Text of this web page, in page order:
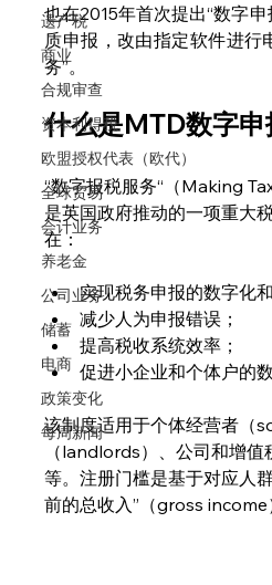
遗产税
商业
合规审查
资本利得税
欧盟授权代表（欧代）
全球贸易
会计业务
养老金
公司业务
储蓄
电商
政策变化
每周新闻
也在2015年首次提出“数字
质申报，改由指定软件进行
务”。
什么是MTD数字申
“数字报税服务“（Making
是英国政府推动的一项重大
在：
实现税务申报的数字化
减少人为申报错误；
提高税收系统效率；
促进小企业和个体户的
该制度适用于个体经营者（
（landlords）、公司和增值
等。注册门槛是基于对应人
前的总收入”（gross income